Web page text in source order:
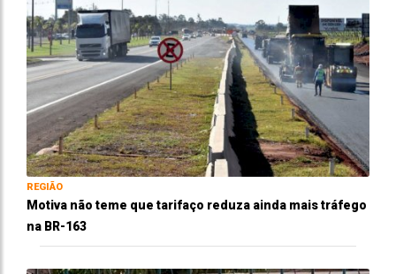
REGIÃO
Motiva não teme que tarifaço reduza ainda mais tráfego
na BR-163